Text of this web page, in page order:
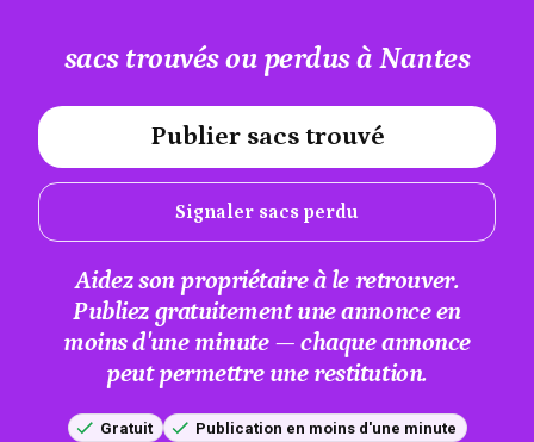
sacs trouvés ou perdus à Nantes
Publier sacs trouvé
Signaler sacs perdu
#A12AEB
Aidez son propriétaire à le retrouver.
Publiez gratuitement une annonce en
moins d'une minute — chaque annonce
peut permettre une restitution.
Gratuit
Publication en moins d'une minute